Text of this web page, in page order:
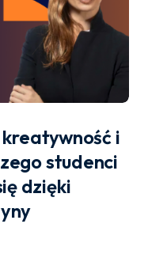
i
studenci
dzięki